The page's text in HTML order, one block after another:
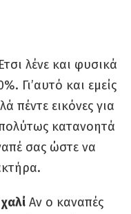
λένε και φυσικά
Γι’αυτό και εμείς
πέντε εικόνες για
κατανοητά
σας ώστε να
Αν ο καναπές